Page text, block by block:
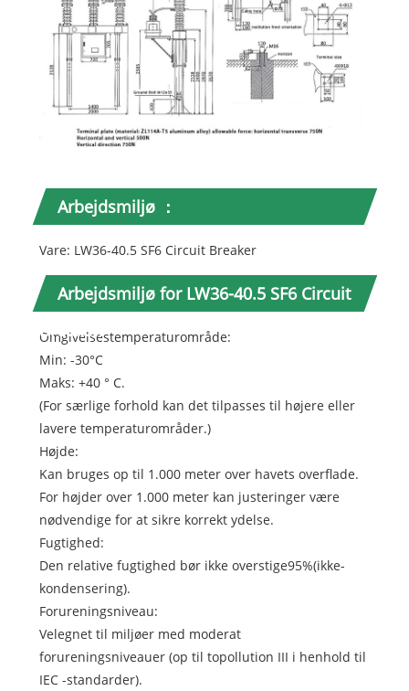
Arbejdsmiljø ：
Vare: LW36-40.5 SF6 Circuit Breaker
Arbejdsmiljø for LW36-40.5 SF6 Circuit
Breaker:
Omgivelsestemperaturområde:
Min: -30°C
Maks: +40 ° C.
(For særlige forhold kan det tilpasses til højere eller
lavere temperaturområder.)
Højde:
Kan bruges op til 1.000 meter over havets overflade.
For højder over 1.000 meter kan justeringer være
nødvendige for at sikre korrekt ydelse.
Fugtighed:
Den relative fugtighed bør ikke overstige95%(ikke-
kondensering).
Forureningsniveau:
Velegnet til miljøer med moderat
forureningsniveauer (op til topollution III i henhold til
IEC -standarder).